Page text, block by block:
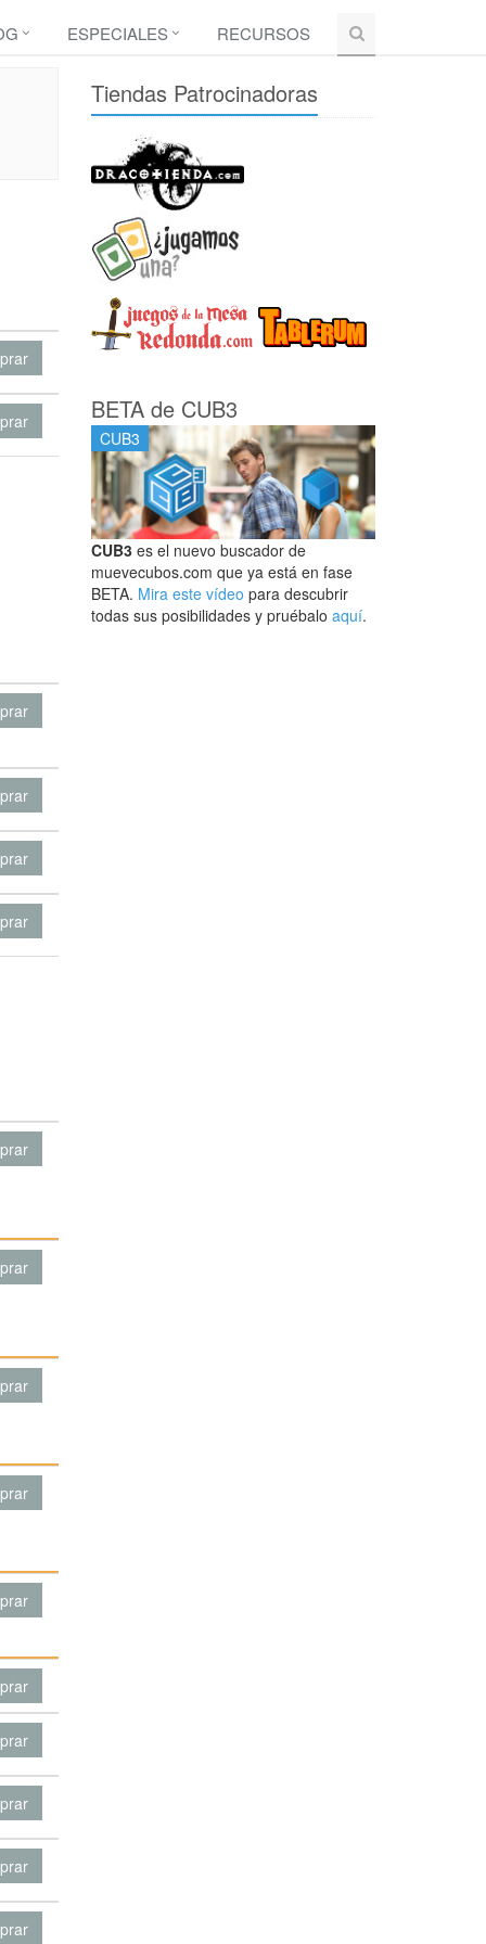
ESPECIALES RECURSOS
Tiendas Patrocinadoras
BETA de CUB3
CUB3
CUB3es el nuevo buscador de
muevecubos.com que ya está en fase
BETA. Mira este vídeo para descubrir
todas sus posibilidades y pruébalo aquí.